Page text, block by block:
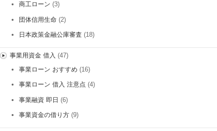
商工ローン (3)
団体信用生命 (2)
日本政策金融公庫審査 (18)
事業用資金 借入 (47)
事業ローン おすすめ (16)
事業ローン 借入 注意点 (4)
事業融資 即日 (6)
事業資金の借り方 (9)